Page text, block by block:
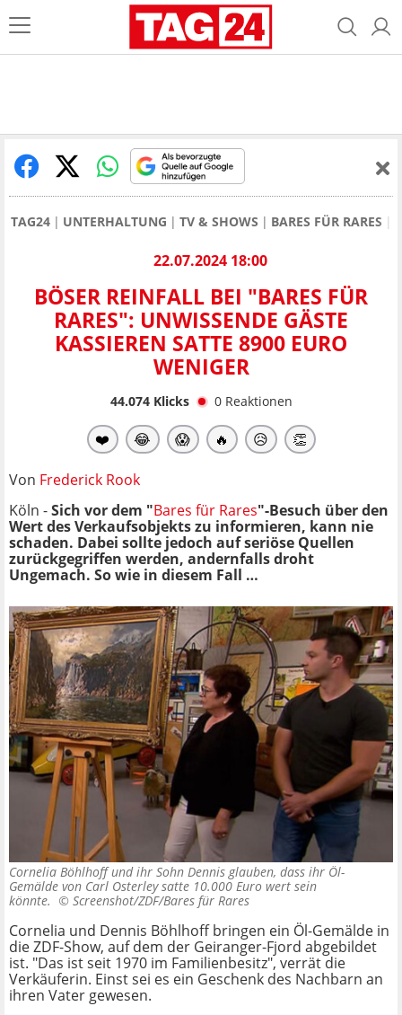
TAG24 UNTERHALTUNG TV & SHOWS BARES FÜR RARES
22.07.2024 18:00
BÖSER REINFALL BEI "BARES FÜR
RARES": UNWISSENDE GÄSTE
KASSIEREN SATTE 8900 EURO
WENIGER
44.074Klicks 0 Reaktionen
❤️ 😂 😱 🔥 😥 👏
Von Frederick Rook
Köln -Sich vor dem "Bares für Rares"-Besuch über den
Wert des Verkaufsobjekts zu informieren, kann nie
schaden. Dabei sollte jedoch auf seriöse Quellen
zurückgegriffen werden, andernfalls droht
Ungemach. So wie in diesem Fall …
Cornelia Böhlhoff und ihr Sohn Dennis glauben, dass ihr Öl-
Gemälde von Carl Osterley satte 10.000 Euro wert sein
könnte. © Screenshot/ZDF/Bares für Rares
Cornelia und Dennis Böhlhoff bringen ein Öl-Gemälde in
die ZDF-Show, auf dem der Geiranger-Fjord abgebildet
ist. "Das ist seit 1970 im Familienbesitz", verrät die
Verkäuferin. Einst sei es ein Geschenk des Nachbarn an
ihren Vater gewesen.